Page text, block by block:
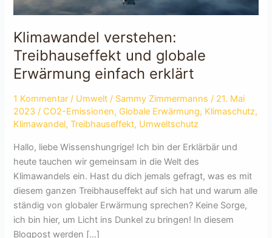
Klimawandel verstehen:
Treibhauseffekt und globale
Erwärmung einfach erklärt
1 Kommentar / Umwelt / Sammy Zimmermanns/ 21. Mai
2023/ CO2-Emissionen, Globale Erwärmung, Klimaschutz,
Klimawandel,Treibhauseffekt, Umweltschutz
Hallo, liebe Wissenshungrige! Ich bin der Erklärbär und
heute tauchen wir gemeinsam in die Welt des
Klimawandels ein. Hast du dich jemals gefragt, was es mit
diesem ganzen Treibhauseffekt auf sich hat und warum alle
ständig von globaler Erwärmung sprechen? Keine Sorge,
ich bin hier, um Licht ins Dunkel zu bringen! In diesem
Blogpost werden […]